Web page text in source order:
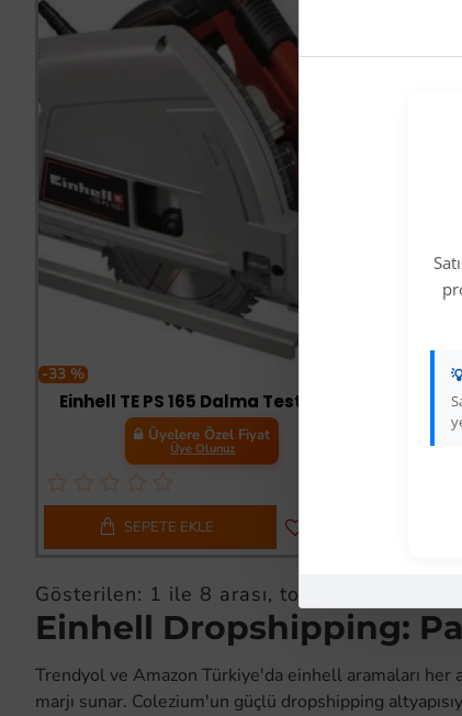
-33 %
Einhell TE PS 165 Dalma Testeresi
Üyelere Özel Fiyat
Üye Olunuz
SEPETE EKLE
Gösterilen: 1 ile 8 arası, toplam: 8 (1 Sayfa)
Einhell Dropshipping:
Trendyol ve Amazon Türkiye'da einhell aramaları her
marjı sunar. Colezium'un güçlü dropshipping